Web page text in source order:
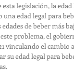
esta legislación, la
una edad legal para
edades de beber más
problema, el
vinculando el cambio
su edad legal para